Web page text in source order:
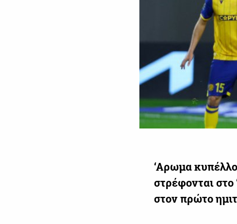
‘Αρωμα
στρέφονται στο
στον πρώτο